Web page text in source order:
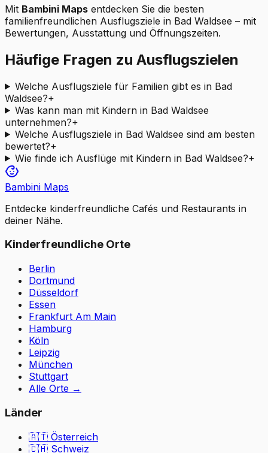
Mit Bambini Maps entdecken Sie die besten
familienfreundlichen Ausflugsziele in Bad Waldsee – mit
Bewertungen, Ausstattung und Öffnungszeiten.
Häufige Fragen zu Ausflugszielen
Welche Ausflugsziele für Familien gibt es in Bad
Waldsee?+
Was kann man mit Kindern in Bad Waldsee
unternehmen?+
Welche Ausflugsziele in Bad Waldsee sind am besten
bewertet?+
Wie finde ich Ausflüge mit Kindern in Bad Waldsee?+
Bambini Maps
Entdecke kinderfreundliche Cafés und Restaurants in
deiner Nähe.
Kinderfreundliche Orte
Berlin
Dortmund
Düsseldorf
Essen
Frankfurt Am Main
Hamburg
Köln
Leipzig
München
Stuttgart
Alle Orte →
Länder
🇦🇹 Österreich
🇨🇭 Schweiz